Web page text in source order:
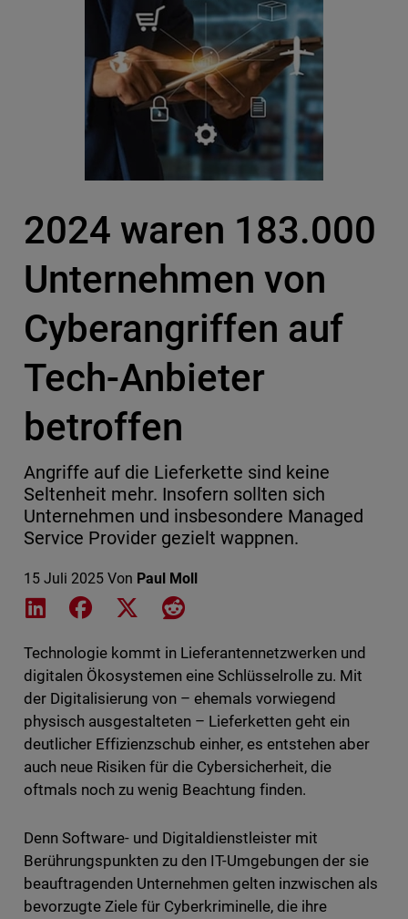
2024 waren 183.000
Unternehmen von
Cyberangriffen auf
Tech-Anbieter
betroffen
Angriffe auf die Lieferkette sind keine
Seltenheit mehr. Insofern sollten sich
Unternehmen und insbesondere Managed
Service Provider gezielt wappnen.
15 Juli 2025 Von Paul Moll
Share on LinkedIn
Share on Facebook
Share on XShare on Reddit
Technologie kommt in Lieferantennetzwerken und
digitalen Ökosystemen eine Schlüsselrolle zu. Mit
der Digitalisierung von – ehemals vorwiegend
physisch ausgestalteten – Lieferketten geht ein
deutlicher Effizienzschub einher, es entstehen aber
auch neue Risiken für die Cybersicherheit, die
oftmals noch zu wenig Beachtung finden.
Denn Software- und Digitaldienstleister mit
Berührungspunkten zu den IT-Umgebungen der sie
beauftragenden Unternehmen gelten inzwischen als
bevorzugte Ziele für Cyberkriminelle, die ihre